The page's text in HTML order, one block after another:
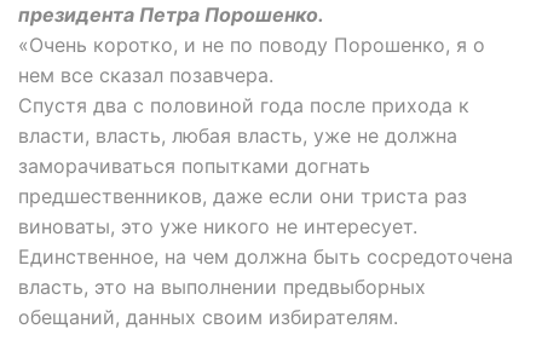
президента Петра Порошенко.
«Очень коротко, и не по поводу Порошенко, я о
нем все сказал позавчера.
Спустя два с половиной года после прихода к
власти, власть, любая власть, уже не должна
заморачиваться попытками догнать
предшественников, даже если они триста раз
виноваты, это уже никого не интересует.
Единственное, на чем должна быть сосредоточена
власть, это на выполнении предвыборных
обещаний, данных своим избирателям.